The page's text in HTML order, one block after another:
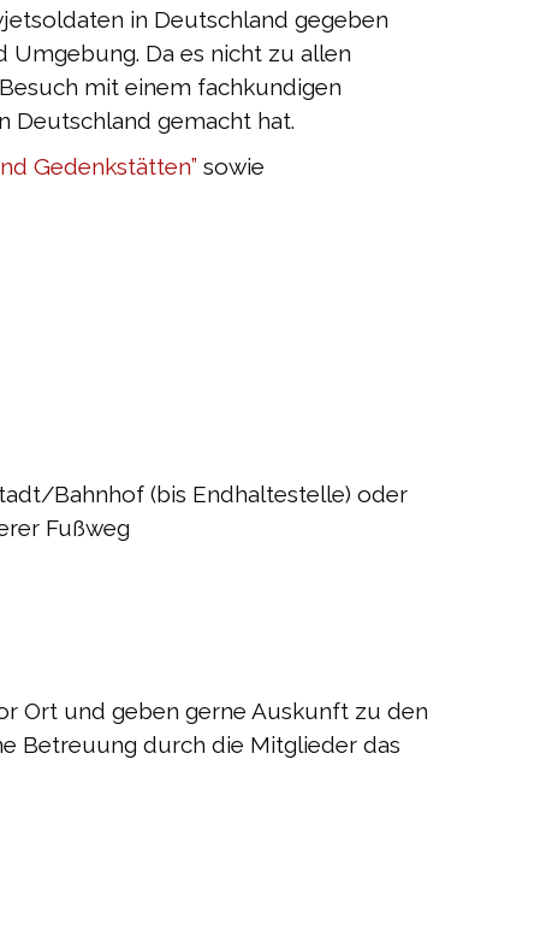
in Deutschland gegeben
Umgebung. Da es nicht zu allen
mit einem fachkundigen
Deutschland gemacht hat.
Gedenkstätten” sowie
Bahnhof (bis Endhaltestelle) oder
Fußweg
Ort und geben gerne Auskunft zu den
Betreuung durch die Mitglieder das